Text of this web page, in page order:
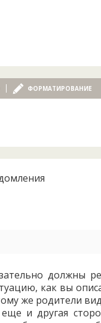
ФОРМАТИРОВАНИЕ
должны
как вы
же родители
и другая